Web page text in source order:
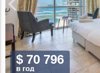
$ 70 796
в год